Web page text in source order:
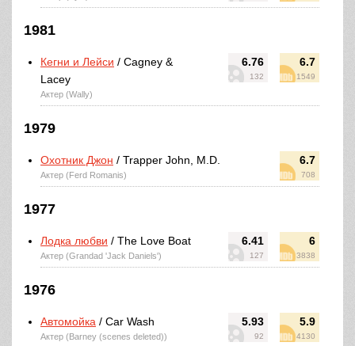
1981
6.76
132
6.7
1549
Кегни и Лейси / Cagney &
Lacey
Актер (Wally)
1979
6.7
708
Охотник Джон / Trapper John, M.D.
Актер (Ferd Romanis)
1977
6.41
127
6
3838
Лодка любви / The Love Boat
Актер (Grandad 'Jack Daniels')
1976
5.93
92
5.9
4130
Автомойка / Car Wash
Актер (Barney (scenes deleted))